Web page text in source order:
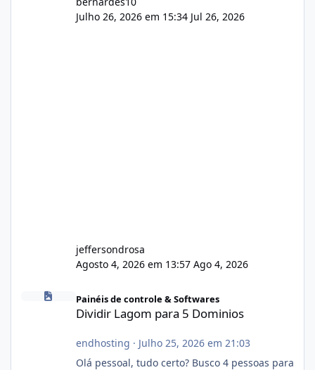
Julho 26, 2026 em 15:34 Jul 26, 2026
jeffersondrosa
Agosto 4, 2026 em 13:57 Ago 4, 2026
Dividir Lagom para 5 Dominios
Painéis de controle & Softwares
Dividir Lagom para 5 Dominios
endhosting · Julho 25, 2026 em 21:03
Olá pessoal, tudo certo? Busco 4 pessoas para